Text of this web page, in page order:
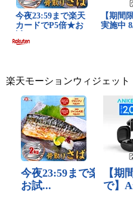
楽天モーションウィジェット